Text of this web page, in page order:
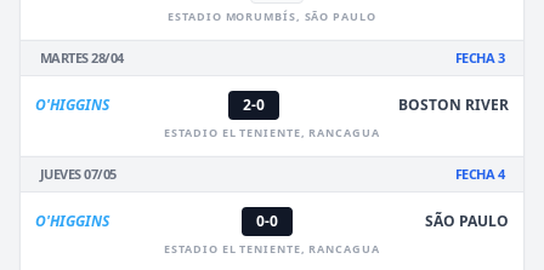
ESTADIO MORUMBÍS, SÃO PAULO
MARTES 28/04 FECHA 3
O'HIGGINS 2-0 BOSTON RIVER
ESTADIO EL TENIENTE, RANCAGUA
JUEVES 07/05 FECHA 4
O'HIGGINS 0-0 SÃO PAULO
ESTADIO EL TENIENTE, RANCAGUA